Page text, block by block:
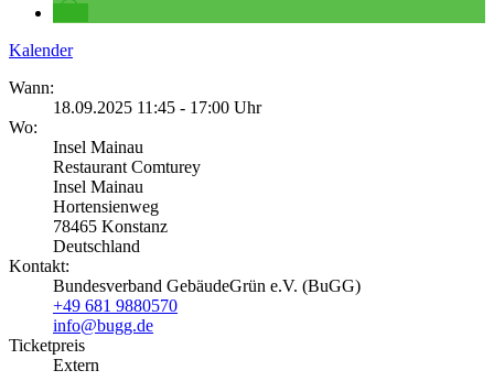
Kalender
Wann:
18.09.2025 11:45 - 17:00 Uhr
Wo:
Insel Mainau
Restaurant Comturey
Insel Mainau
Hortensienweg
78465 Konstanz
Deutschland
Kontakt:
Bundesverband GebäudeGrün e.V. (BuGG)
+49 681 9880570
info@bugg.de
Ticketpreis
Extern